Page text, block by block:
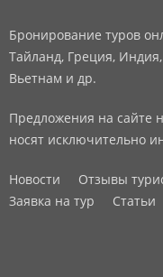
Бронирование туров
Тайланд, Греция,
Вьетнам и др.
Предложения на сайте
носят исключительно
Новости Отзывы
Заявка на тур
Статьи